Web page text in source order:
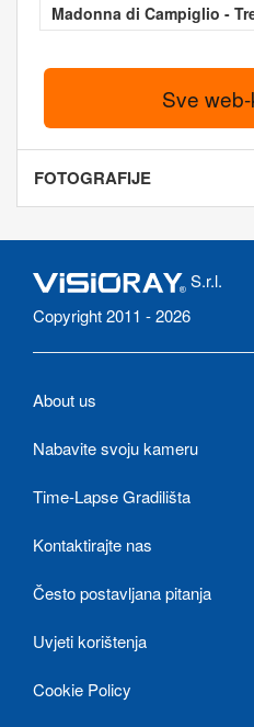
Madonna di Campiglio -
Sve
FOTOGRAFIJE
S.r.l.
Copyright 2011 - 2026
About us
Nabavite svoju kameru
Time-Lapse Gradilišta
Kontaktirajte nas
Često postavljana pitanja
Uvjeti korištenja
Cookie Policy